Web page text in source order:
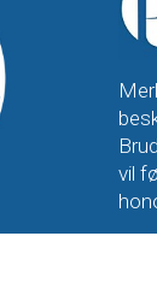
vil